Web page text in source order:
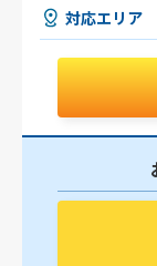
対応エリア